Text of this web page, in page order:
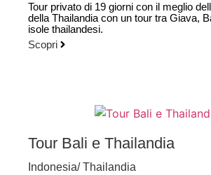
Tour privato di 19 giorni con il meglio
della Thailandia con un tour tra Giava,
isole thailandesi.
Scopri
Tour Bali e Thailandia
Indonesia/Thailandia